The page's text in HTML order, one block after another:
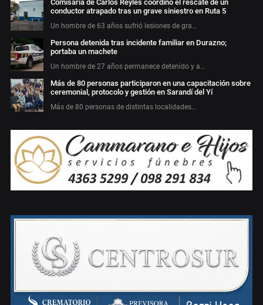
Comisaría de Carlos Reyles coordinó el rescate de un
conductor atrapado tras un grave siniestro en Ruta 5
Un hombre de 63 años sufrió lesiones de gra…
Persona detenida tras incidente familiar en Durazno;
portaba un machete
Un hombre de 27 años permanece detenido y a…
Más de 80 personas participaron en una capacitación sobre
ceremonial, protocolo y gestión en Sarandí del Yí
Más de 80 personas de distintas localidades…